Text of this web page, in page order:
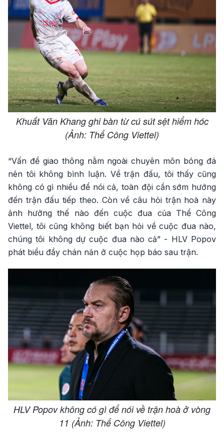
Khuất Văn Khang ghi bàn từ cú sút sệt hiểm hóc
(Ảnh: Thể Công Viettel)
“Vấn đề giao thông nằm ngoài chuyên môn bóng đá
nên tôi không bình luận. Về trận đấu, tôi thấy cũng
không có gì nhiều để nói cả, toàn đội cần sớm hướng
đến trận đấu tiếp theo. Còn về câu hỏi trận hoà này
ảnh hưởng thế nào đến cuộc đua của Thể Công
Viettel, tôi cũng không biết bạn hỏi về cuộc đua nào,
chúng tôi không dự cuộc đua nào cả” - HLV Popov
phát biểu đầy chán nản ở cuộc họp báo sau trận.
HLV Popov không có gì để nói về trận hoà ở vòng
11 (Ảnh: Thể Công Viettel)